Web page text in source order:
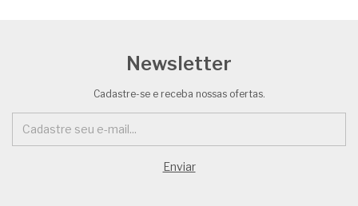
Newsletter
Cadastre-se e receba nossas ofertas.